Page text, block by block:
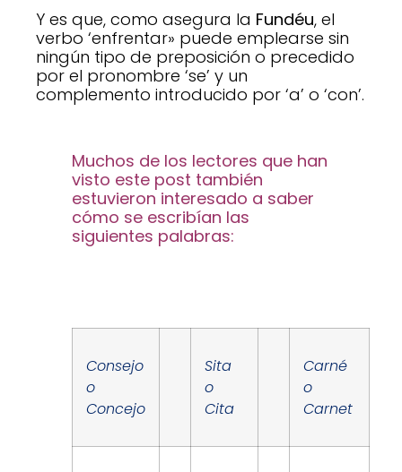
Y es que, como asegura la Fundéu, el
verbo ‘enfrentar» puede emplearse sin
ningún tipo de preposición o precedido
por el pronombre ‘se’ y un
complemento introducido por ‘a’ o ‘con’.
Muchos de los lectores que han
visto este post también
estuvieron interesado a saber
cómo se escribían las
siguientes palabras:
Consejo
o
Concejo
Sita
o
Cita
Carné
o
Carnet